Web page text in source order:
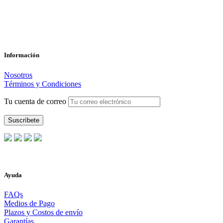
Información
Nosotros
Términos y Condiciones
Tu cuenta de correo
Ayuda
FAQs
Medios de Pago
Plazos y Costos de envío
Garantías